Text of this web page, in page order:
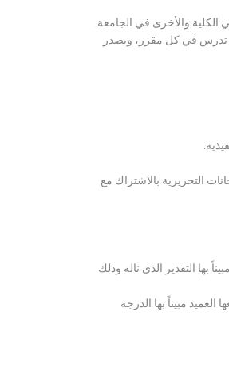
والأخرى في الجامعة.
تدرس في كل مقرر، ويصدر
التحريرية بالاشتراك مع
بها التقدير الذي ناله وذلك
مبيناً بها الدرجة